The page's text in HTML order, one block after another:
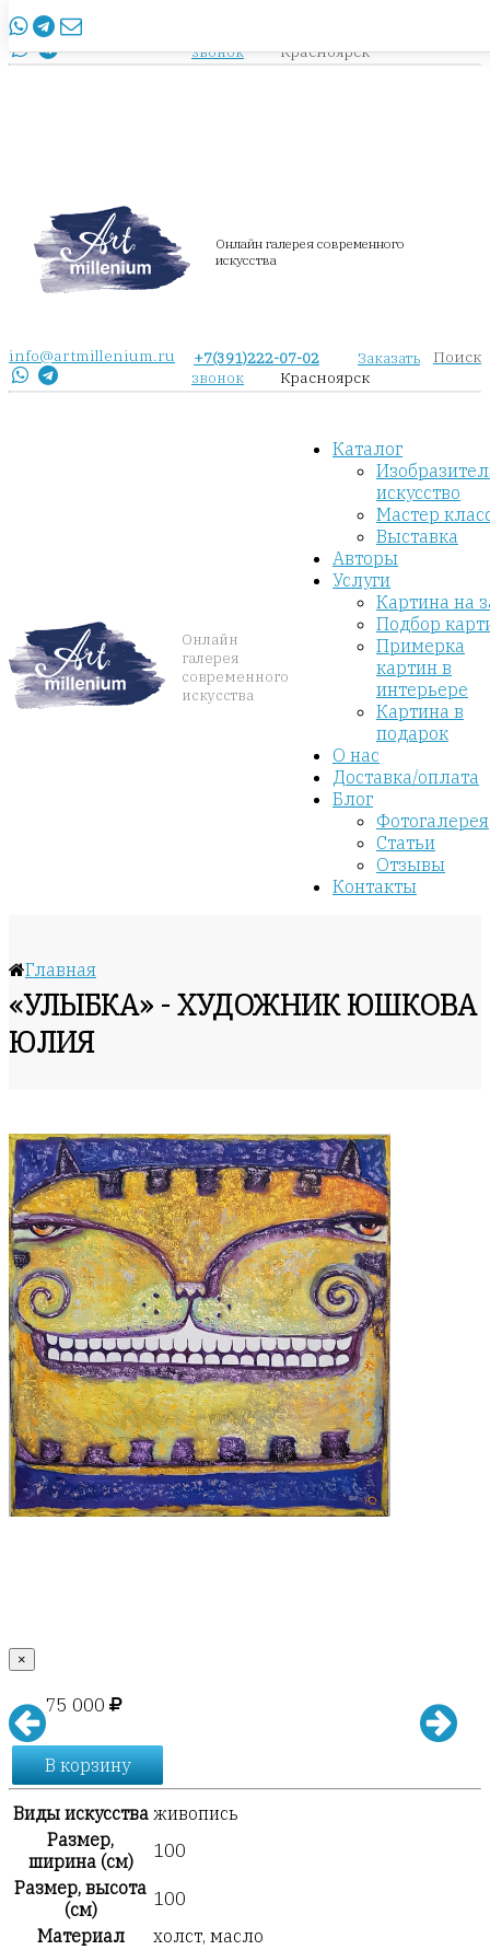
info@artmillenium.ru
звонок
Красноярск
Онлайн галерея современного
искусства
info@artmillenium.ru +7(391)222-07-02
Заказать
звонок
Красноярск
Поиск
Онлайн
галерея
современного
искусства
Каталог
искусство
Мастер
Выставка
Авторы
Услуги
Картина на
Подбор
Примерка
картин в
интерьере
Картина в
подарок
О нас
Доставка/оплата
Блог
Фотогалерея
Статьи
Отзывы
Контакты
Главная
«УЛЫБКА» - ХУДОЖНИК ЮШКОВА
ЮЛИЯ
×
75 000
В корзину
Виды искусства живопись
Размер,
ширина (см)
100
Размер, высота
(см)
100
Материал
холст, масло